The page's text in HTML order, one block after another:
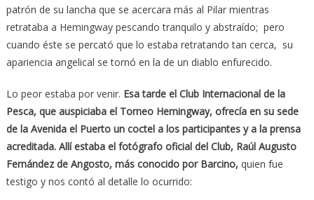
patrón de su lancha que se acercara más al Pilar mientras
retrataba a Hemingway pescando tranquilo y abstraído; pero
cuando éste se percató que lo estaba retratando tan cerca, su
apariencia angelical se tornó en la de un diablo enfurecido.
Lo peor estaba por venir. Esa tarde el Club Internacional de la
Pesca, que auspiciaba el Torneo Hemingway, ofrecía en su sede
de la Avenida el Puerto un coctel a los participantes y a la prensa
acreditada. Allí estaba el fotógrafo oficial del Club, Raúl Augusto
Fernández de Angosto, más conocido por Barcino, quien fue
testigo y nos contó al detalle lo ocurrido: